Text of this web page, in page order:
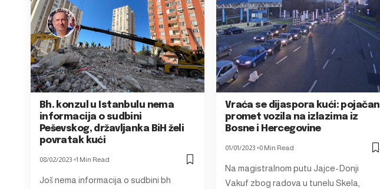
Bh. konzul u Istanbulu nema
informacija o sudbini
Peševskog, državljanka BiH želi
povratak kući
08/02/2023 1 Min Read
Još nema informacija o sudbini bh
Vraća se dijaspora kući: pojačan
promet vozila na izlazima iz
Bosne i Hercegovine
01/01/2023 0 Min Read
Na magistralnom putu Jajce-Donji
Vakuf zbog radova u tunelu Skela,